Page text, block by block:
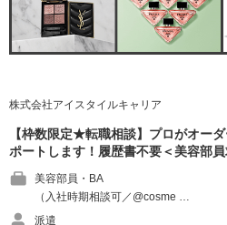
株式会社アイスタイルキャリア
【枠数限定★転職相談】プロがオー
ポートします！履歴書不要＜美容部員
美容部員・BA
（入社時期相談可／@cosme …
派遣